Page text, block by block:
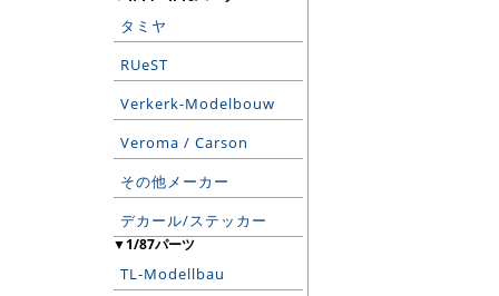
タミヤ
RUeST
Verkerk-Modelbouw
Veroma / Carson
その他メーカー
デカール/ステッカー
▼1/87パーツ
TL-Modellbau